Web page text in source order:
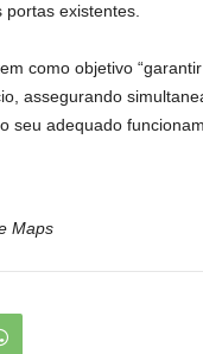
existentes.
como objetivo
assegurando
seu adequado
Maps